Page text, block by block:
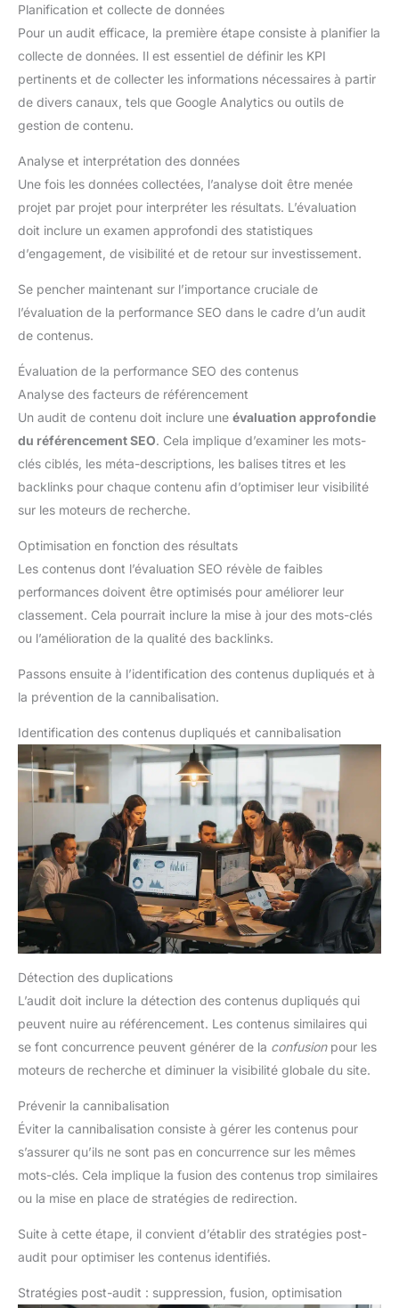
Planification et collecte de données
Pour un audit efficace, la première étape consiste à planifier la
collecte de données. Il est essentiel de définir les KPI
pertinents et de collecter les informations nécessaires à partir
de divers canaux, tels que Google Analytics ou outils de
gestion de contenu.
Analyse et interprétation des données
Une fois les données collectées, l’analyse doit être menée
projet par projet pour interpréter les résultats. L’évaluation
doit inclure un examen approfondi des statistiques
d’engagement, de visibilité et de retour sur investissement.
Se pencher maintenant sur l’importance cruciale de
l’évaluation de la performance SEO dans le cadre d’un audit
de contenus.
Évaluation de la performance SEO des contenus
Analyse des facteurs de référencement
Un audit de contenu doit inclure une évaluation approfondie
du référencement SEO. Cela implique d’examiner les mots-
clés ciblés, les méta-descriptions, les balises titres et les
backlinks pour chaque contenu afin d’optimiser leur visibilité
sur les moteurs de recherche.
Optimisation en fonction des résultats
Les contenus dont l’évaluation SEO révèle de faibles
performances doivent être optimisés pour améliorer leur
classement. Cela pourrait inclure la mise à jour des mots-clés
ou l’amélioration de la qualité des backlinks.
Passons ensuite à l’identification des contenus dupliqués et à
la prévention de la cannibalisation.
Identification des contenus dupliqués et cannibalisation
Détection des duplications
L’audit doit inclure la détection des contenus dupliqués qui
peuvent nuire au référencement. Les contenus similaires qui
se font concurrence peuvent générer de la confusionpour les
moteurs de recherche et diminuer la visibilité globale du site.
Prévenir la cannibalisation
Éviter la cannibalisation consiste à gérer les contenus pour
s’assurer qu’ils ne sont pas en concurrence sur les mêmes
mots-clés. Cela implique la fusion des contenus trop similaires
ou la mise en place de stratégies de redirection.
Suite à cette étape, il convient d’établir des stratégies post-
audit pour optimiser les contenus identifiés.
Stratégies post-audit : suppression, fusion, optimisation